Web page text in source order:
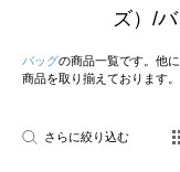
ズ）/
バッグの商品一覧です。他
商品を取り揃えております。
さらに絞り込む